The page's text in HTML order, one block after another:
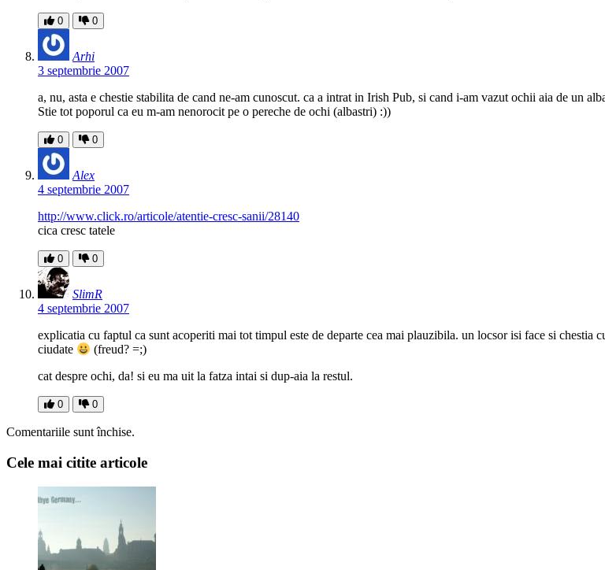
0 0
Arhi
3 septembrie 2007
a, nu, asta e chestie stabilita de cand ne-am cunoscut. ca a intrat in Irish Pub, si cand i-am vazut ochii aia de un
Stie tot poporul ca eu m-am nenorocit pe o pereche de ochi (albastri) :))
0 0
Alex
4 septembrie 2007
http://www.click.ro/articole/atentie-cresc-sanii/28140
cica cresc tatele
0 0
SlimR
4 septembrie 2007
explicatia cu faptul ca sunt acoperiti mai tot timpul este de departe cea mai plauzibila. un locsor isi face si chestia
ciudate
(freud? =;)
cat despre ochi, da! si eu ma uit la fatza intai si dup-aia la restul.
0 0
Comentariile sunt închise.
Cele mai citite articole